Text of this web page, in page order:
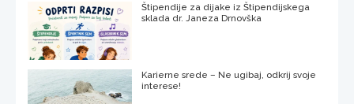
Štipendije za dijake iz Štipendijskega
sklada dr. Janeza Drnovška
Karierne srede – Ne ugibaj, odkrij svoje
interese!